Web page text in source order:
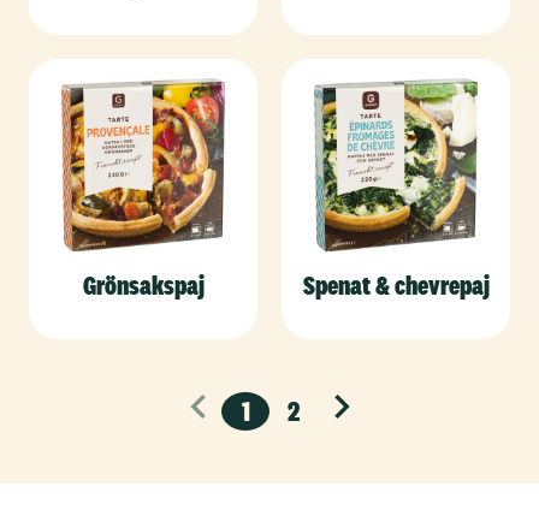
Grönsakspaj Spenat & chevrepaj
1 2 Nästa